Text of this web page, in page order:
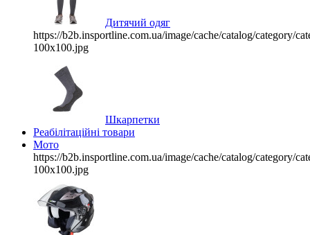
Дитячий одяг
https://b2b.insportline.com.ua/image/cache/catalog/category/
100x100.jpg
Шкарпетки
Реабілітаційні товари
Мото
https://b2b.insportline.com.ua/image/cache/catalog/category/
100x100.jpg